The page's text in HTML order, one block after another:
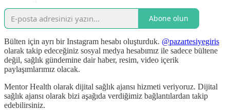
Abone olun
Bülten için ayrı bir Instagram hesabı oluşturduk. @pazartesiyegiris
olarak takip edeceğiniz sosyal medya hesabımız ile sadece bültene
değil, sağlık gündemine dair haber, resim, video içerik
paylaşımlarımız olacak.
Mentor Health olarak dijital sağlık ajansı hizmeti veriyoruz. Dijital
sağlık ajansı olarak bizi aşağıda verdiğimiz bağlantılardan takip
edebilirsiniz.